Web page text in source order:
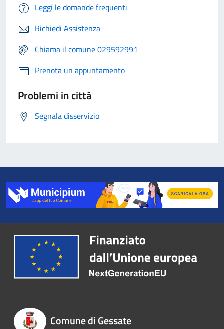
Leggi le domande frequenti
Richiedi Assistenza
Chiama il comune 029592991
Prenota un appuntamento
Problemi in città
Segnala disservizio
Comune di Gessate